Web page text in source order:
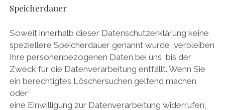
Speicherdauer
Soweit innerhalb dieser Datenschutzerklärung keine
speziellere Speicherdauer genannt wurde, verbleiben
Ihre personenbezogenen Daten bei uns, bis der
Zweck für die Datenverarbeitung entfällt. Wenn Sie
ein berechtigtes Löschersuchen geltend machen
oder
eine Einwilligung zur Datenverarbeitung widerrufen,